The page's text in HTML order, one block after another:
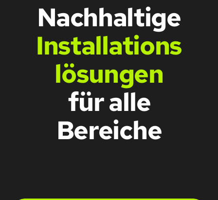
Kontakt
Nachhaltige
Installations
lösungen
für alle
Bereiche